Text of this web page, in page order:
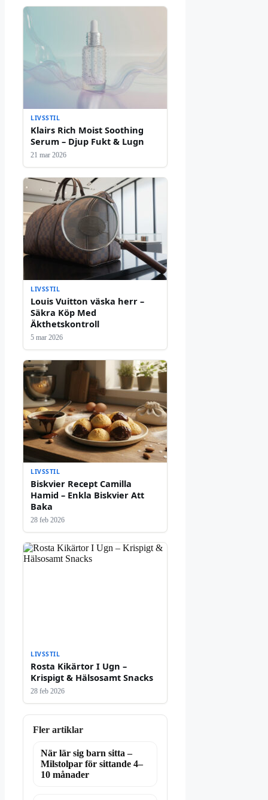
LIVSSTIL
Klairs Rich Moist Soothing
Serum – Djup Fukt & Lugn
21 mar 2026
LIVSSTIL
Louis Vuitton väska herr –
Säkra Köp Med
Äkthetskontroll
5 mar 2026
LIVSSTIL
Biskvier Recept Camilla
Hamid – Enkla Biskvier Att
Baka
28 feb 2026
LIVSSTIL
Rosta Kikärtor I Ugn –
Krispigt & Hälsosamt Snacks
28 feb 2026
Fler artiklar
När lär sig barn sitta –
Milstolpar för sittande 4–
10 månader